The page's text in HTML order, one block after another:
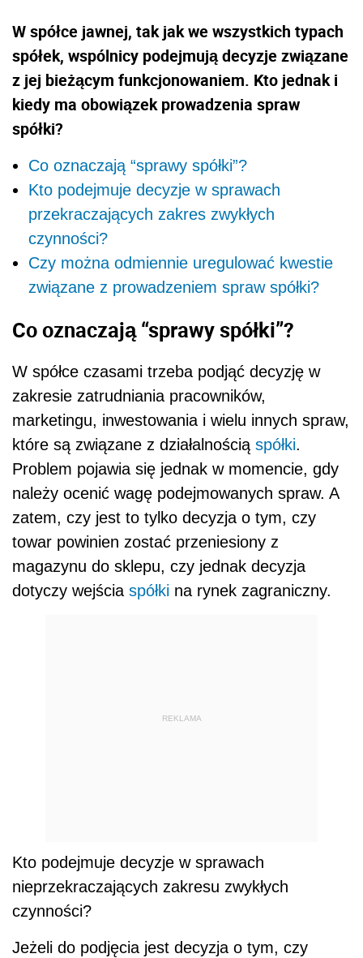
W spółce jawnej, tak jak we wszystkich typach
spółek, wspólnicy podejmują decyzje związane
z jej bieżącym funkcjonowaniem. Kto jednak i
kiedy ma obowiązek prowadzenia spraw
spółki?
Co oznaczają “sprawy spółki”?
Kto podejmuje decyzje w sprawach
przekraczających zakres zwykłych
czynności?
Czy można odmiennie uregulować kwestie
związane z prowadzeniem spraw spółki?
Co oznaczają “sprawy spółki”?
W spółce czasami trzeba podjąć decyzję w
zakresie zatrudniania pracowników,
marketingu, inwestowania i wielu innych spraw,
które są związane z działalnością spółki.
Problem pojawia się jednak w momencie, gdy
należy ocenić wagę podejmowanych spraw. A
zatem, czy jest to tylko decyzja o tym, czy
towar powinien zostać przeniesiony z
magazynu do sklepu, czy jednak decyzja
dotyczy wejścia spółki na rynek zagraniczny.
REKLAMA
Kto podejmuje decyzje w sprawach
nieprzekraczających zakresu zwykłych
czynności?
Jeżeli do podjęcia jest decyzja o tym, czy